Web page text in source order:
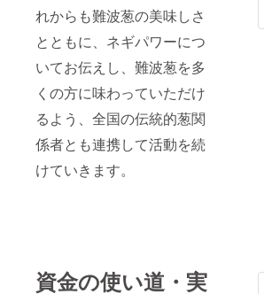
れからも難波葱の美味しさ
とともに、ネギパワーにつ
いてお伝えし、難波葱を多
くの方に味わっていただけ
るよう、全国の伝統的葱関
係者とも連携して活動を続
けていきます。
資金の使い道・実